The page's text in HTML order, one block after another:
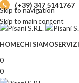
Skip to navigation
Skip to main content
(+39) 347 5141767
HOMECHI SIAMOSERVIZI
0
0